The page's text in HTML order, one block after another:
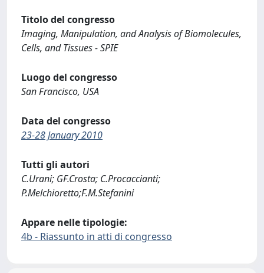
Titolo del congresso
Imaging, Manipulation, and Analysis of Biomolecules,
Cells, and Tissues - SPIE
Luogo del congresso
San Francisco, USA
Data del congresso
23-28 January 2010
Tutti gli autori
C.Urani; GF.Crosta; C.Procaccianti;
P.Melchioretto;F.M.Stefanini
Appare nelle tipologie:
4b - Riassunto in atti di congresso